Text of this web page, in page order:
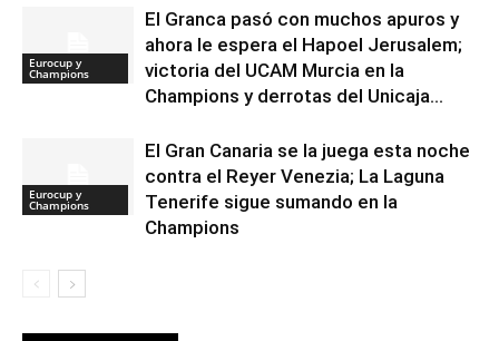
Eurocup y
Champions
El Granca pasó con muchos apuros y
ahora le espera el Hapoel Jerusalem;
victoria del UCAM Murcia en la
Champions y derrotas del Unicaja...
Eurocup y
Champions
El Gran Canaria se la juega esta noche
contra el Reyer Venezia; La Laguna
Tenerife sigue sumando en la
Champions